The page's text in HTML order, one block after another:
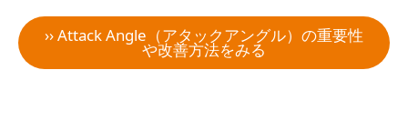
›› Attack Angle（アタックアングル）の重要性
や改善方法をみる